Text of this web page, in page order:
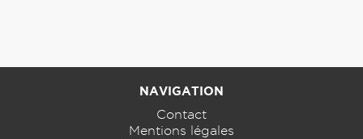
NAVIGATION
Contact
Mentions légales